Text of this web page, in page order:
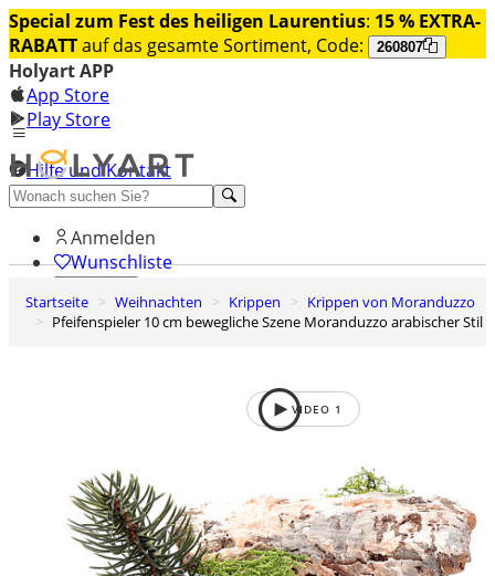
Special zum Fest des heiligen Laurentius: 15 % EXTRA-
RABATTauf das gesamte Sortiment, Code: 260807
Holyart APP
App Store
Play Store
Hilfe und Kontakt
Entdecken Sie Premium
Anmelden
Wunschliste
0
Warenkorb
Startseite Weihnachten Krippen
Krippen von Moranduzzo
Pfeifenspieler 10 cm bewegliche Szene Moranduzzo arabischer Stil
VIDEO 1